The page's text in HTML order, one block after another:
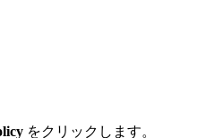
をクリックします。